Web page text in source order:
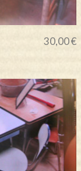
30,00 €